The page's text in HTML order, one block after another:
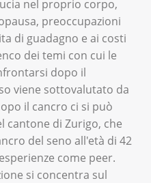
nel proprio corpo,
preoccupazioni
di guadagno e ai costi
dei temi con cui le
dopo il
viene sottovalutato da
il cancro ci si può
cantone di Zurigo, che
del seno all'età di 42
come peer.
si concentra sul